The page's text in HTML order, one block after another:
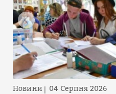
Новини 04 Серпня 2026